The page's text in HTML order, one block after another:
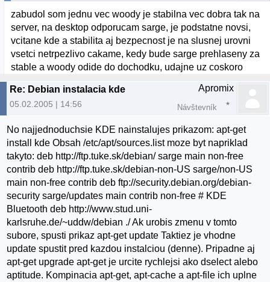
zabudol som jednu vec woody je stabilna vec dobra tak na
server, na desktop odporucam sarge, je podstatne novsi,
vcitane kde a stabilita aj bezpecnost je na slusnej urovni
vsetci netrpezlivo cakame, kedy bude sarge prehlaseny za
stable a woody odide do dochodku, udajne uz coskoro
Re: Debian instalacia kde
05.02.2005 | 14:56
Apromix
Návštevník
No najjednoduchsie KDE nainstalujes prikazom: apt-get
install kde Obsah /etc/apt/sources.list moze byt napriklad
takyto: deb http://ftp.tuke.sk/debian/ sarge main non-free
contrib deb http://ftp.tuke.sk/debian-non-US sarge/non-US
main non-free contrib deb ftp://security.debian.org/debian-
security sarge/updates main contrib non-free # KDE
Bluetooth deb http://www.stud.uni-
karlsruhe.de/~uddw/debian ./ Ak urobis zmenu v tomto
subore, spusti prikaz apt-get update Taktiez je vhodne
update spustit pred kazdou instalciou (denne). Pripadne aj
apt-get upgrade apt-get je urcite rychlejsi ako dselect alebo
aptitude. Kompinacia apt-get, apt-cache a apt-file ich uplne